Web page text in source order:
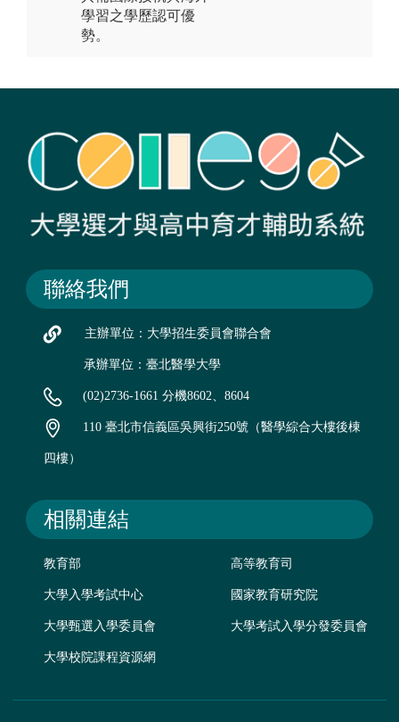
學習之學歷認可優
勢。
聯絡我們
主辦單位：大學招生委員會聯合會
承辦單位：臺北醫學大學
(02)2736-1661 分機8602、8604
110 臺北市信義區吳興街250號（醫學綜合大樓後棟
四樓）
相關連結
教育部 高等教育司
大學入學考試中心 國家教育研究院
大學甄選入學委員會 大學考試入學分發委員會
大學校院課程資源網